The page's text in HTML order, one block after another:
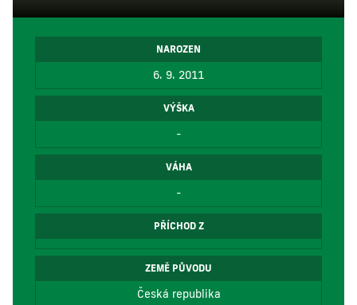
NAROZEN
6. 9. 2011
VÝŠKA
-
VÁHA
-
PŘÍCHOD Z
ZEMĚ PŮVODU
Česká republika